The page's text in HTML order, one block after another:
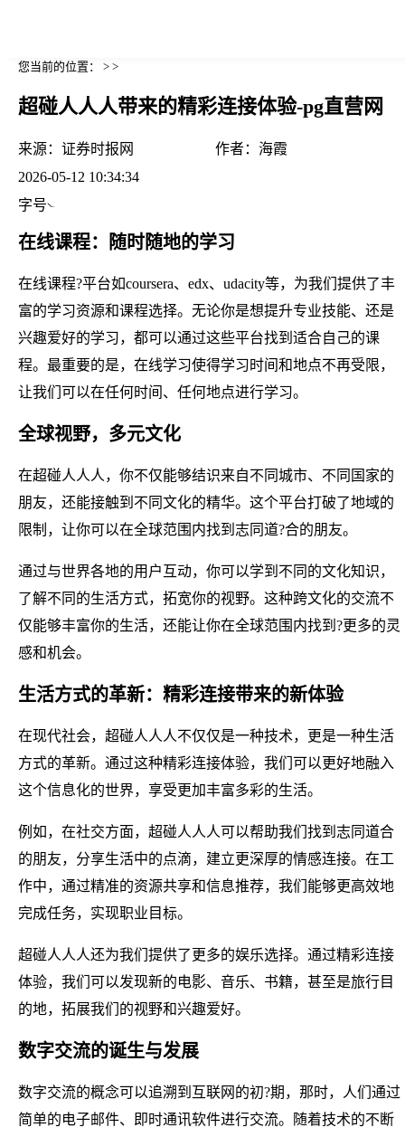
您当前的位置： > >
超碰人人人带来的精彩连接体验-pg直营网
来源： 证券时报网 作者： 海霞
2026-05-12 10:34:34
字号
在线课程：随时随地的学习
在线课程?平台如coursera、edx、udacity等，为我们提供了丰
富的学习资源和课程选择。无论你是想提升专业技能、还是
兴趣爱好的学习，都可以通过这些平台找到适合自己的课
程。最重要的是，在线学习使得学习时间和地点不再受限，
让我们可以在任何时间、任何地点进行学习。
全球视野，多元文化
在超碰人人人，你不仅能够结识来自不同城市、不同国家的
朋友，还能接触到不同文化的精华。这个平台打破了地域的
限制，让你可以在全球范围内找到志同道?合的朋友。
通过与世界各地的用户互动，你可以学到不同的文化知识，
了解不同的生活方式，拓宽你的视野。这种跨文化的交流不
仅能够丰富你的生活，还能让你在全球范围内找到?更多的灵
感和机会。
生活方式的革新：精彩连接带来的新体验
在现代社会，超碰人人人不仅仅是一种技术，更是一种生活
方式的革新。通过这种精彩连接体验，我们可以更好地融入
这个信息化的世界，享受更加丰富多彩的生活。
例如，在社交方面，超碰人人人可以帮助我们找到志同道合
的朋友，分享生活中的点滴，建立更深厚的情感连接。在工
作中，通过精准的资源共享和信息推荐，我们能够更高效地
完成任务，实现职业目标。
超碰人人人还为我们提供了更多的娱乐选择。通过精彩连接
体验，我们可以发现新的电影、音乐、书籍，甚至是旅行目
的地，拓展我们的视野和兴趣爱好。
数字交流的诞生与发展
数字交流的概念可以追溯到互联网的初?期，那时，人们通过
简单的电子邮件、即时通讯软件进行交流。随着技术的不断